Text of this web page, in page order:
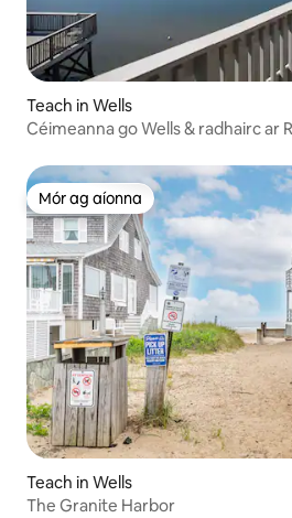
Teach in Wells
Céimeanna go Wells & radhairc ar
Mór ag aíonna
Mór ag aíonna
Teach in Wells
The Granite Harbor